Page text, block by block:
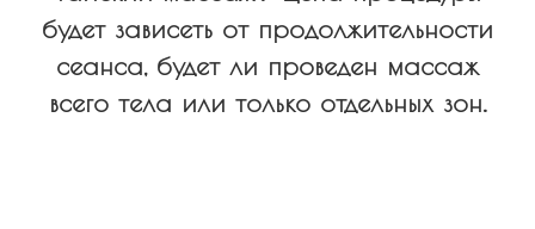
будет зависеть от продолжительности
сеанса, будет ли проведен массаж
всего тела или только отдельных зон.